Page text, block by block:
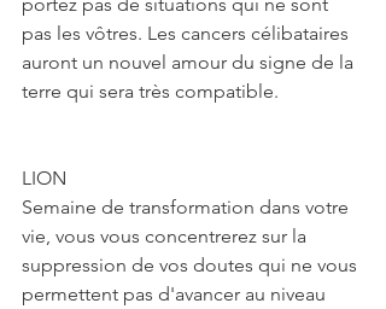
pas les vôtres. Les cancers célibataires
auront un nouvel amour du signe de la
terre qui sera très compatible.
LION
Semaine de transformation dans votre
vie, vous vous concentrerez sur la
suppression de vos doutes qui ne vous
permettent pas d'avancer au niveau